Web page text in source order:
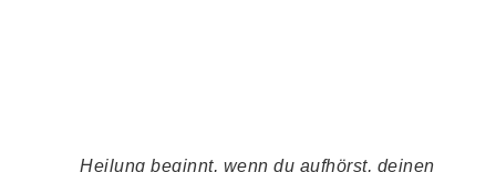
Heilung beginnt, wenn du aufhörst, deinen